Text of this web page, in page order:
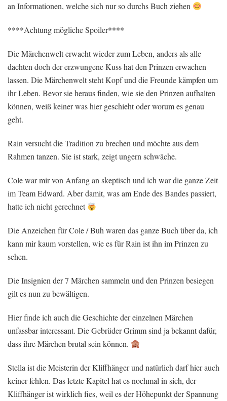
an Informationen, welche sich nur so durchs Buch ziehen
****Achtung mögliche Spoiler****
Die Märchenwelt erwacht wieder zum Leben, anders als alle
dachten doch der erzwungene Kuss hat den Prinzen erwachen
lassen. Die Märchenwelt steht Kopf und die Freunde kämpfen um
ihr Leben. Bevor sie heraus finden, wie sie den Prinzen aufhalten
können, weiß keiner was hier geschieht oder worum es genau
geht.
Rain versucht die Tradition zu brechen und möchte aus dem
Rahmen tanzen. Sie ist stark, zeigt ungern schwäche.
Cole war mir von Anfang an skeptisch und ich war die ganze Zeit
im Team Edward. Aber damit, was am Ende des Bandes passiert,
hatte ich nicht gerechnet
Die Anzeichen für Cole / Buh waren das ganze Buch über da, ich
kann mir kaum vorstellen, wie es für Rain ist ihn im Prinzen zu
sehen.
Die Insignien der 7 Märchen sammeln und den Prinzen besiegen
gilt es nun zu bewältigen.
Hier finde ich auch die Geschichte der einzelnen Märchen
unfassbar interessant. Die Gebrüder Grimm sind ja bekannt dafür,
dass ihre Märchen brutal sein können.
Stella ist die Meisterin der Kliffhänger und natürlich darf hier auch
keiner fehlen. Das letzte Kapitel hat es nochmal in sich, der
Kliffhänger ist wirklich fies, weil es der Höhepunkt der Spannung